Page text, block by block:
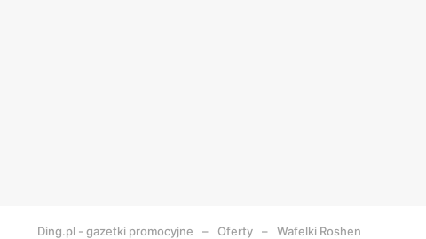
Ding.pl - gazetki promocyjne Oferty Wafelki Roshen